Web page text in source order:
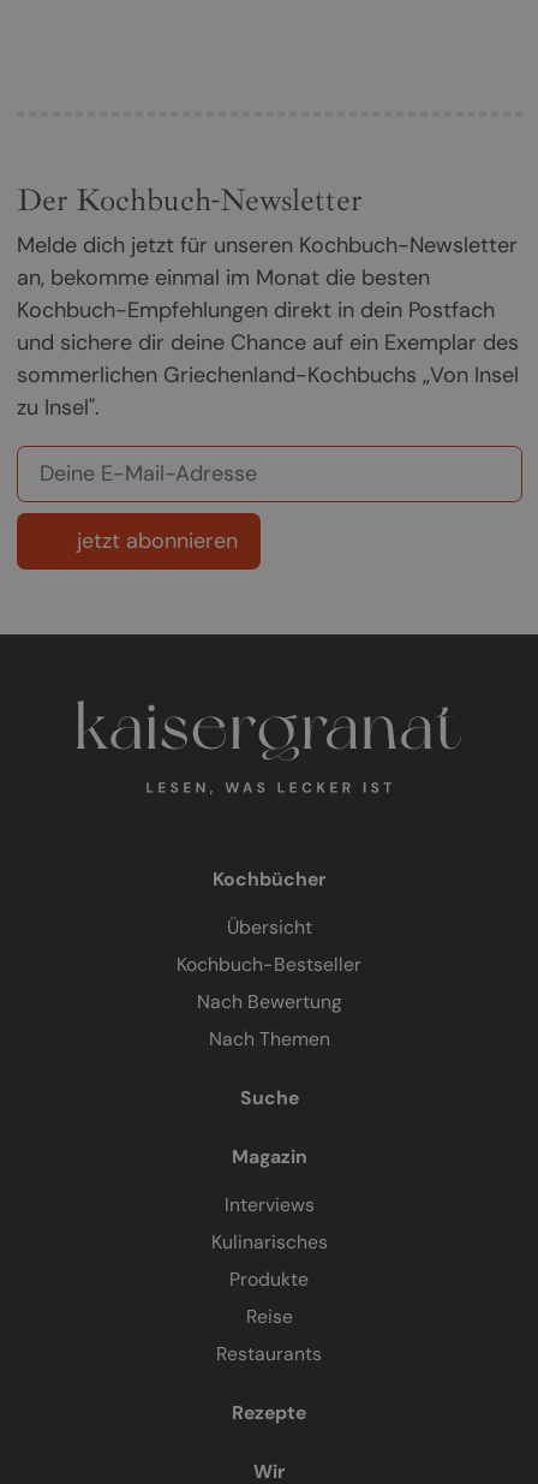
Der Kochbuch-Newsletter
Melde dich jetzt für unseren Kochbuch-Newsletter
an, bekomme einmal im Monat die besten
Kochbuch-Empfehlungen direkt in dein Postfach
und sichere dir deine Chance auf ein Exemplar des
sommerlichen Griechenland-Kochbuchs „Von Insel
zu Insel".
jetzt abonnieren
Kochbücher
Übersicht
Kochbuch-Bestseller
Nach Bewertung
Nach Themen
Suche
Magazin
Interviews
Kulinarisches
Produkte
Reise
Restaurants
Rezepte
Wir